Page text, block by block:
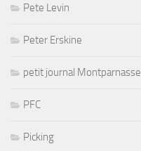
Pete Levin
Peter Erskine
petit journal Montparnasse
PFC
Picking